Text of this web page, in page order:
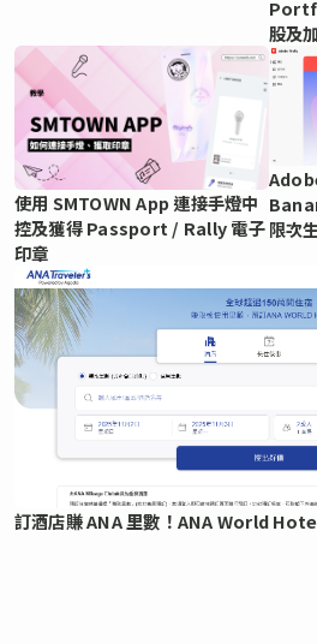
股及
使用 SMTOWN App 連接手燈中
控及獲得 Passport / Rally 電子
印章
限次
訂酒店賺 ANA 里數！ANA World